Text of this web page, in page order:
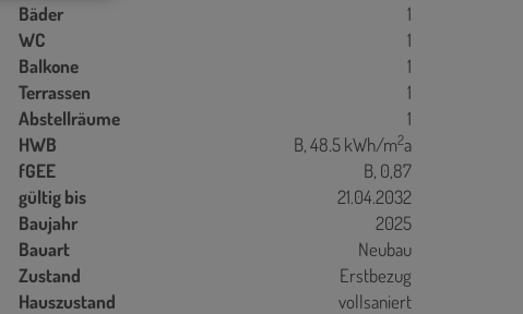
Bäder
1
WC
1
Balkone
1
Terrassen
1
Abstellräume
1
HWB
B, 48.5 kWh/m2a
fGEE
B, 0,87
gültig bis
21.04.2032
Baujahr
2025
Bauart
Neubau
Zustand
Erstbezug
Hauszustand
vollsaniert